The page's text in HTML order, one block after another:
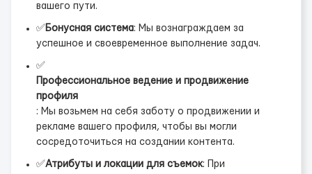
вашего пути.
✅ Бонусная система: Мы вознаграждаем за
успешное и своевременное выполнение задач.
✅
Профессиональное ведение и продвижение
профиля
: Мы возьмем на себя заботу о продвижении и
рекламе вашего профиля, чтобы вы могли
сосредоточиться на создании контента.
✅Атрибуты и локации для съемок: При